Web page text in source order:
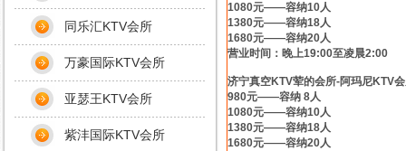
1080元——容纳10人
1380元——容纳18人
1680元——容纳20人
营业时间：晚上19:00至凌晨2:00
济宁真空KTV荤的会所-阿玛尼KTV
980元——容纳 8人
1080元——容纳10人
1380元——容纳18人
1680元——容纳20人
同乐汇KTV会所
万豪国际KTV会所
亚瑟王KTV会所
紫沣国际KTV会所